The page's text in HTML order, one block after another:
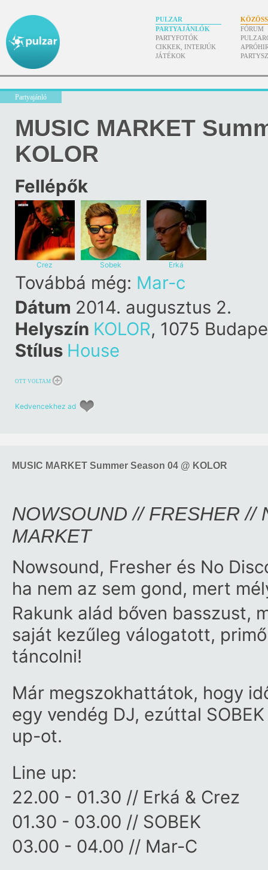
PULZAR
PARTYAJÁNLÓK
PARTYFOTÓK
CIKKEK, INTERJÚK
JÁTÉKOK
FÓRUM
Partyajánló
MUSIC MARKET
KOLOR
Fellépők
Crez Sobek Erká
Továbbá még: Mar-c
Dátum 2014. augusztus 2.
Helyszín KOLOR, 1075
Stílus House
OTT VOLTAM
Kedvencekhez ad
MUSIC MARKET Summer Season 04 @ KOLOR
NOWSOUND // FRESHER //
MARKET
Nowsound, Fresher és No
ha nem az sem gond, mert
Rakunk alád bőven basszust,
saját kezűleg válogatott,
táncolni!
Már megszokhattátok, hogy
egy vendég DJ, ezúttal
up-ot.
Line up:
22.00 - 01.30 // Erká & Crez
01.30 - 03.00 // SOBEK
03.00 - 04.00 // Mar-C